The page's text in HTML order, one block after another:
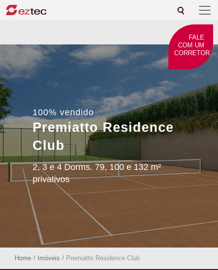
FALE
COM UM
CORRETOR
100% vendido
Premiatto Residence
Club
2, 3 e 4 Dorms. 79, 100 e 132 m²
privativos
Home / Imóveis / Premiatto Residence Club